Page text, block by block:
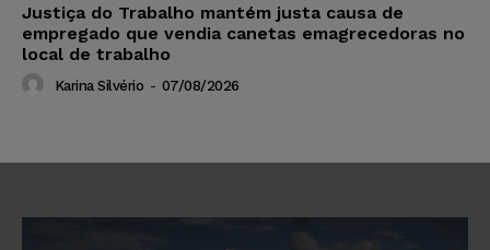
Justiça do Trabalho mantém justa causa de
empregado que vendia canetas emagrecedoras no
local de trabalho
Karina Silvério - 07/08/2026